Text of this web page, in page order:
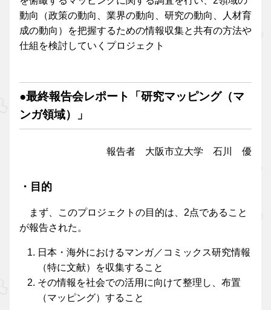
動向（政策の動向、業界の動向、研究の動向、人材育
成の動向）を把握するための情報収集と共有の方法や
仕組を検討していくプロジェクト
●最終報告会レポート「研究マッピング（マ
ンガ領域）」
報告者 大阪市立大学 石川 優
・目的
まず、このプロジェクトの目的は、2点であること
が報告された。
日本・海外におけるマンガ／コミックス研究情報
（特に文献）を収集すること
その情報を社会での活用に向けて整理し、布置
（マッピング）すること